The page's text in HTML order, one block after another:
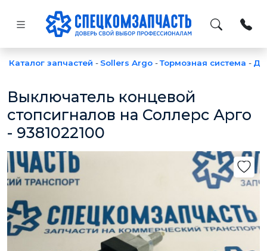
Каталог запчастей - Sollers Argo -Тормозная система -
Выключатель концевой
стопсигналов на Соллерс Арго
- 9381022100